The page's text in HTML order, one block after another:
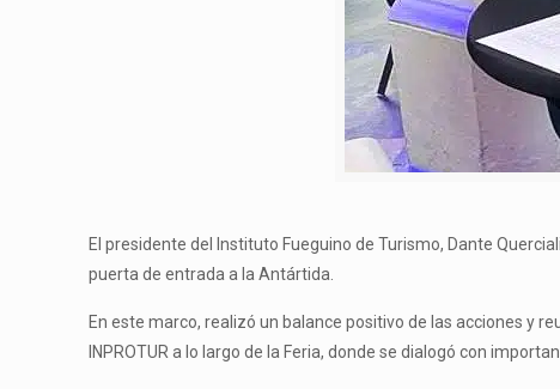
El presidente del Instituto Fueguino de Turismo, Dante
puerta de entrada a la Antártida.
En este marco, realizó un balance positivo de las acciones y
INPROTUR a lo largo de la Feria, donde se dialogó con